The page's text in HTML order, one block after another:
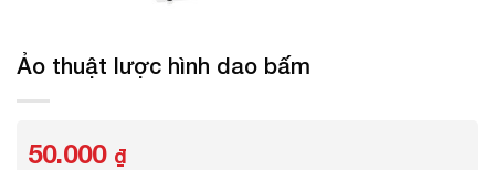
Ảo thuật lược hình dao bấm
50.000 ₫